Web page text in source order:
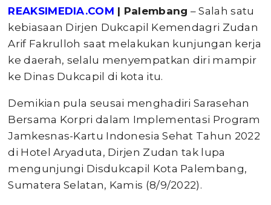
REAKSIMEDIA.COM | Palembang – Salah satu
kebiasaan Dirjen Dukcapil Kemendagri Zudan
Arif Fakrulloh saat melakukan kunjungan kerja
ke daerah, selalu menyempatkan diri mampir
ke Dinas Dukcapil di kota itu.
Demikian pula seusai menghadiri Sarasehan
Bersama Korpri dalam Implementasi Program
Jamkesnas-Kartu Indonesia Sehat Tahun 2022
di Hotel Aryaduta, Dirjen Zudan tak lupa
mengunjungi Disdukcapil Kota Palembang,
Sumatera Selatan, Kamis (8/9/2022).